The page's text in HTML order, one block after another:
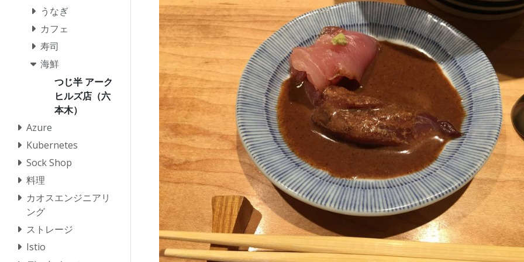
うなぎ
カフェ
寿司
海鮮
つじ半 アーク
ヒルズ店（六
本木）
Azure
Kubernetes
Sock Shop
料理
カオスエンジニアリ
ング
ストレージ
Istio